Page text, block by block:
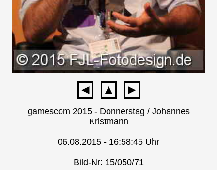
◄ ▲ ►
gamescom 2015 - Donnerstag / Johannes
Kristmann
06.08.2015 - 16:58:45 Uhr
Bild-Nr: 15/050/71